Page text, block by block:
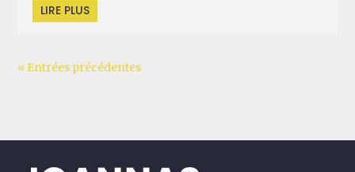
LIRE PLUS
« Entrées précédentes